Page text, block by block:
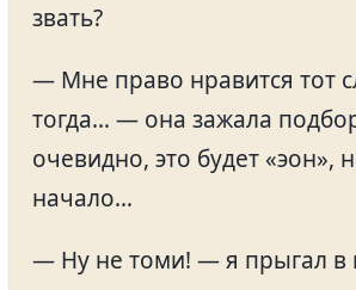
звать?
— Мне право нравится тот
тогда… — она зажала
очевидно, это будет «эон»,
начало…
— Ну не томи! — я прыгал в